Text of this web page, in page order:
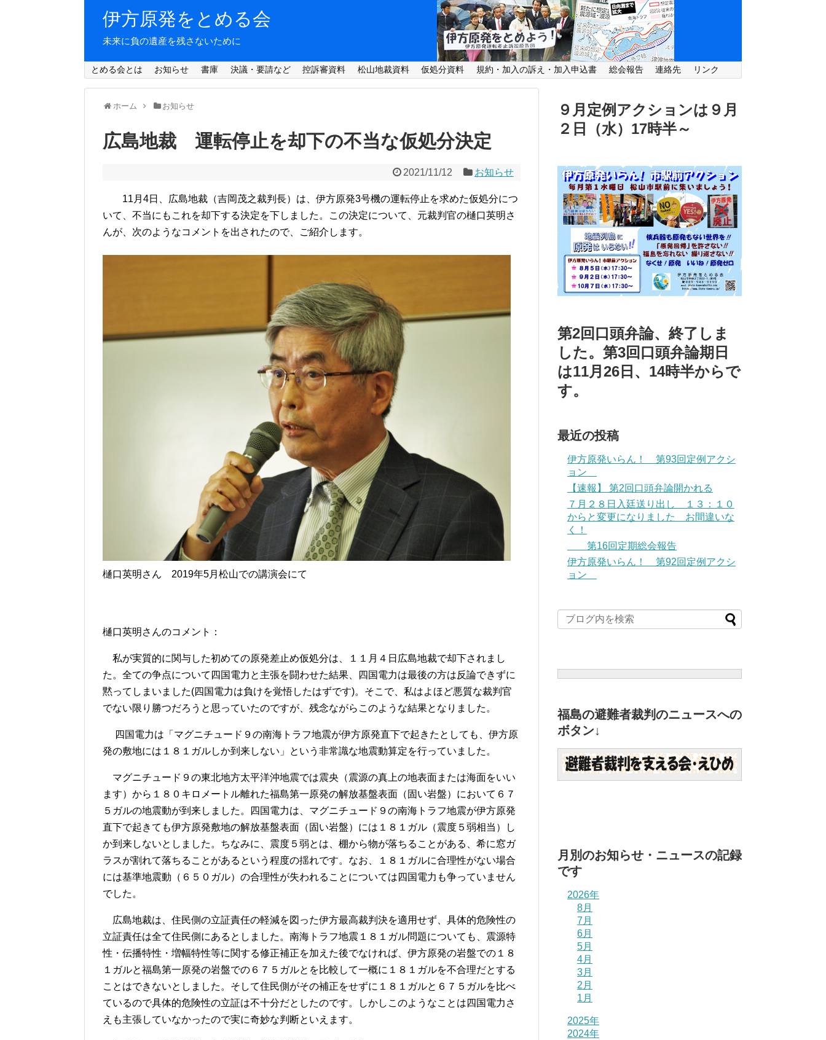
伊方原発をとめる会
未来に負の遺産を残さないために
とめる会とは お知らせ 書庫 決議・要請など 控訴審資料 松山地裁資料 仮処分資料 規約・加入の訴え・加入申込書 総会報告 連絡先 リンク
ホーム お知らせ
広島地裁 運転停止を却下の不当な仮処分決定
2021/11/12 お知らせ
11月4日、広島地裁（吉岡茂之裁判長）は、伊方原発3号機の運転停止を求めた仮処分につ
いて、不当にもこれを却下する決定を下しました。この決定について、元裁判官の樋口英明さ
んが、次のようなコメントを出されたので、ご紹介します。
樋口英明さん 2019年5月松山での講演会にて
樋口英明さんのコメント：
私が実質的に関与した初めての原発差止め仮処分は、１１月４日広島地裁で却下されまし
た。全ての争点について四国電力と主張を闘わせた結果、四国電力は最後の方は反論できずに
黙ってしまいました(四国電力は負けを覚悟したはずです)。そこで、私はよほど悪質な裁判官
でない限り勝つだろうと思っていたのですが、残念ながらこのような結果となりました。
四国電力は「マグニチュード９の南海トラフ地震が伊方原発直下で起きたとしても、伊方原
発の敷地には１８１ガルしか到来しない」という非常識な地震動算定を行っていました。
マグニチュード９の東北地方太平洋沖地震では震央（震源の真上の地表面または海面をいい
ます）から１８０キロメートル離れた福島第一原発の解放基盤表面（固い岩盤）において６７
５ガルの地震動が到来しました。四国電力は、マグニチュード９の南海トラフ地震が伊方原発
直下で起きても伊方原発敷地の解放基盤表面（固い岩盤）には１８１ガル（震度５弱相当）し
か到来しないとしました。ちなみに、震度５弱とは、棚から物が落ちることがある、希に窓ガ
ラスが割れて落ちることがあるという程度の揺れです。なお、１８１ガルに合理性がない場合
には基準地震動（６５０ガル）の合理性が失われることについては四国電力も争っていません
でした。
広島地裁は、住民側の立証責任の軽減を図った伊方最高裁判決を適用せず、具体的危険性の
立証責任は全て住民側にあるとしました。南海トラフ地震１８１ガル問題についても、震源特
性・伝播特性・増幅特性等に関する修正補正を加えた後でなければ、伊方原発の岩盤での１８
１ガルと福島第一原発の岩盤での６７５ガルとを比較して一概に１８１ガルを不合理だとする
ことはできないとしました。そして住民側がその補正をせずに１８１ガルと６７５ガルを比べ
ているので具体的危険性の立証は不十分だとしたのです。しかしこのようなことは四国電力さ
えも主張していなかったので実に奇妙な判断といえます。
９月定例アクションは９月
２日（水） 17時半～
第2回口頭弁論、終了しま
した。第3回口頭弁論期日
は11月26日、14時半からで
す。
最近の投稿
伊方原発いらん！ 第93回定例アクシ
ョン
【速報】 第2回口頭弁論開かれる
７月２８日入廷送り出し １３：１０
からと変更になりました お間違いな
く！
第16回定期総会報告
伊方原発いらん！ 第92回定例アクシ
ョン
福島の避難者裁判のニュースへの
ボタン↓
月別のお知らせ・ニュースの記録
です
2026年
8月
7月
6月
5月
4月
3月
2月
1月
2025年
2024年